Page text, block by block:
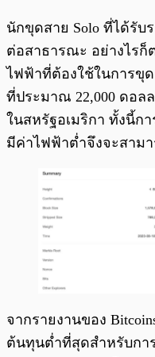
นักขุดสาย Solo ที่ได้รับ
ต่อสาธารณะ อย่างไร
ไฟฟ้าที่ต้องใช้ในการขุด
ที่ประมาณ 22,000 ดอล
ในสหรัฐอเมริกา ทั้งนี้ก
มีค่าไฟฟ้าต่ำจึงจะสาม
จากรายงานของ
ต้นทุนต่ำที่สุดสำหรับกา